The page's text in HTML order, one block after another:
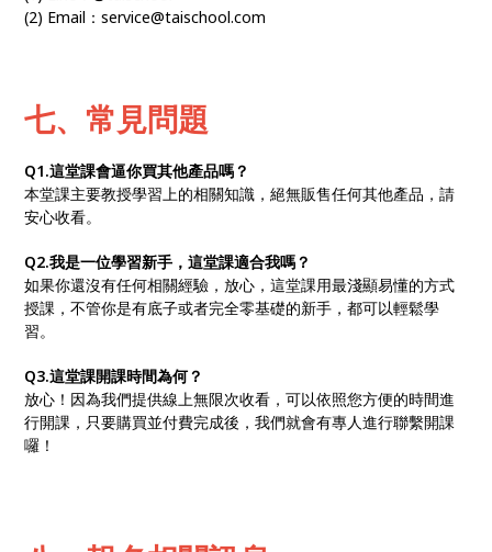
(2) Email：service@taischool.com
七、常見問題
Q1.這堂課會逼你買其他產品嗎？
本堂課主要教授學習上的相關知識，絕無販售任何其他產品，請
安心收看。
Q2.我是一位學習新手，這堂課適合我嗎？
如果你還沒有任何相關經驗，放心，這堂課用最淺顯易懂的方式
授課，不管你是有底子或者完全零基礎的新手，都可以輕鬆學
習。
Q3.這堂課開課時間為何？
放心！因為我們提供線上無限次收看，可以依照您方便的時間進
行開課，只要購買並付費完成後，我們就會有專人進行聯繫開課
囉！